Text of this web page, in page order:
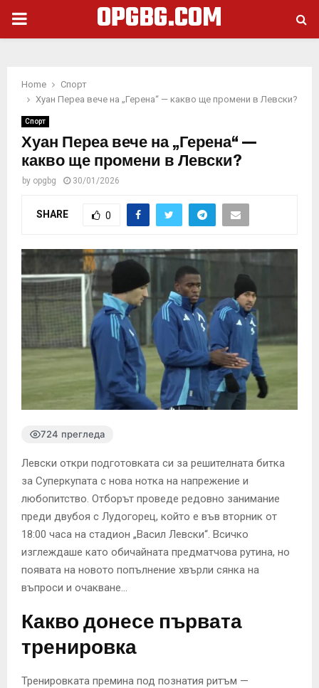
PRIMARY
OPGBG.COM
Home
Спорт
Хуан Переа вече на „Герена“ — какво ще промени в Левски?
Спорт
Хуан Переа вече на „Герена“ —
какво ще промени в Левски?
by opgbg 30/01/2026
SHARE 0
724 прегледа
Левски откри подготовката си за решителната битка
за Суперкупата с нова нотка на напрежение и
любопитство. Отборът проведе редовно занимание
преди двубоя с Лудогорец, който е във вторник от
18:00 часа на стадион „Васил Левски“. Всичко
изглеждаше като обичайната предматчова рутина, но
появата на новото попълнение хвърли сянка на
въпроси и очакване…
Какво донесе първата
тренировка
Тренировката премина под познатия ритъм —